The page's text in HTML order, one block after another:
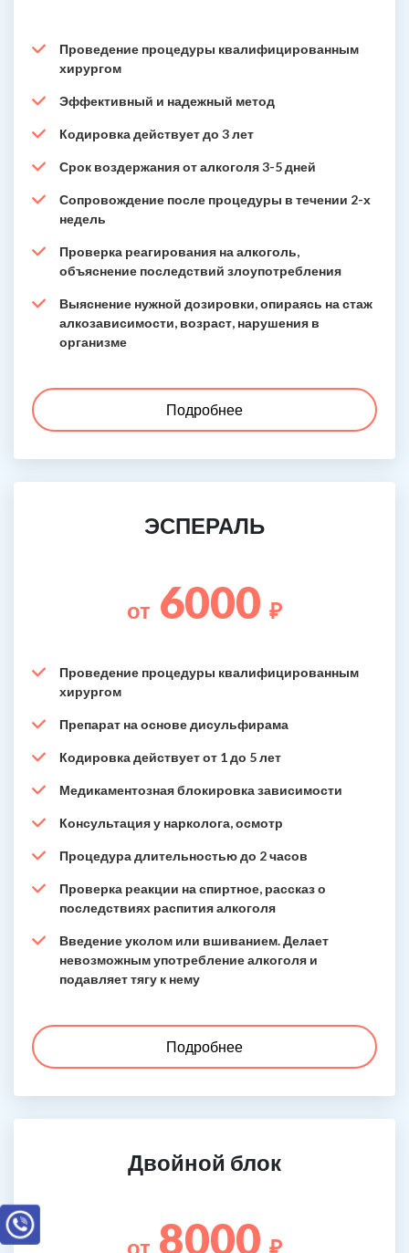
Проведение процедуры квалифицированным
хирургом
Эффективный и надежный метод
Кодировка действует до 3 лет
Срок воздержания от алкоголя 3-5 дней
Сопровождение после процедуры в течении 2-х
недель
Проверка реагирования на алкоголь,
объяснение последствий злоупотребления
Выяснение нужной дозировки, опираясь на стаж
алкозависимости, возраст, нарушения в
организме
Подробнее
ЭСПЕРАЛЬ
от 6000 ₽
Проведение процедуры квалифицированным
хирургом
Препарат на основе дисульфирама
Кодировка действует от 1 до 5 лет
Медикаментозная блокировка зависимости
Консультация у нарколога, осмотр
Процедура длительностью до 2 часов
Проверка реакции на спиртное, рассказ о
последствиях распития алкоголя
Введение уколом или вшиванием. Делает
невозможным употребление алкоголя и
подавляет тягу к нему
Подробнее
Двойной блок
от 8000 ₽